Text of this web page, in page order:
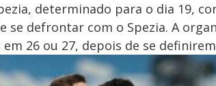
determinado para o dia 19,
se defrontar com o Spezia. A
26 ou 27, depois de se